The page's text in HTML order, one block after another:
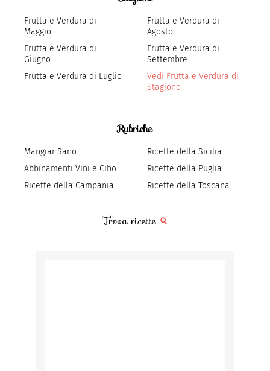
Frutta e Verdura di
Maggio
Frutta e Verdura di
Giugno
Frutta e Verdura di Luglio
Frutta e Verdura di
Agosto
Frutta e Verdura di
Settembre
Vedi Frutta e Verdura di
Stagione
Rubriche
Mangiar Sano
Abbinamenti Vini e Cibo
Ricette della Campania
Ricette della Sicilia
Ricette della Puglia
Ricette della Toscana
Trova ricette